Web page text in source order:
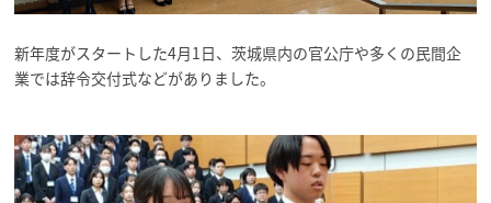
新年度がスタートした4月1日、茨城県内の官公庁や多くの民間企
業では辞令交付式などがありました。